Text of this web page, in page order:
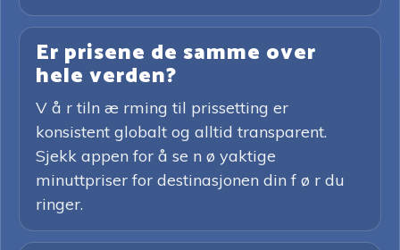
Er prisene de samme over
hele verden?
V å r tiln æ rming til prissetting er
konsistent globalt og alltid transparent.
Sjekk appen for å se n ø yaktige
minuttpriser for destinasjonen din f ø r du
ringer.